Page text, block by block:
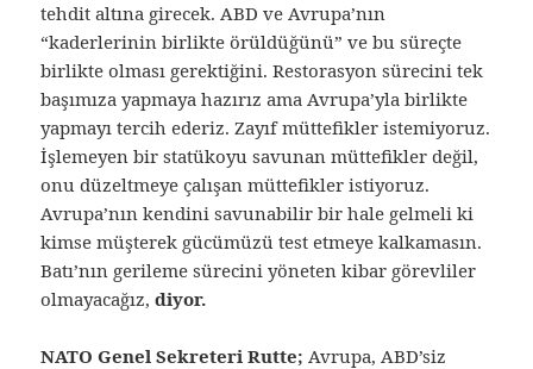
tehdit altına girecek. ABD ve Avrupa’nın
“kaderlerinin birlikte örüldüğünü” ve bu süreçte
birlikte olması gerektiğini. Restorasyon sürecini tek
başımıza yapmaya hazırız ama Avrupa’yla birlikte
yapmayı tercih ederiz. Zayıf müttefikler istemiyoruz.
İşlemeyen bir statükoyu savunan müttefikler değil,
onu düzeltmeye çalışan müttefikler istiyoruz.
Avrupa’nın kendini savunabilir bir hale gelmeli ki
kimse müşterek gücümüzü test etmeye kalkamasın.
Batı’nın gerileme sürecini yöneten kibar görevliler
olmayacağız,diyor.
NATO Genel Sekreteri Rutte; Avrupa, ABD’siz